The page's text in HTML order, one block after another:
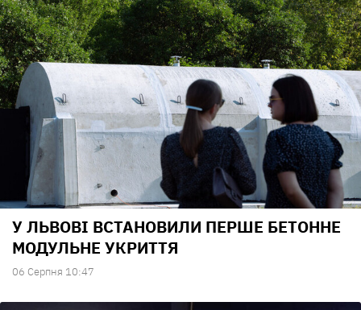
У ЛЬВОВІ ВСТАНОВИЛИ ПЕРШЕ БЕТОННЕ
МОДУЛЬНЕ УКРИТТЯ
06 Серпня 10:47